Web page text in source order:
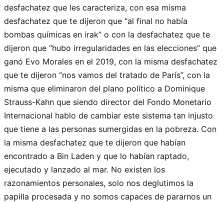
desfachatez que les caracteriza, con esa misma
desfachatez que te dijeron que “al final no había
bombas químicas en irak” o con la desfachatez que te
dijeron que “hubo irregularidades en las elecciones” que
ganó Evo Morales en el 2019, con la misma desfachatez
que te dijeron “nos vamos del tratado de París”, con la
misma que eliminaron del plano político a Dominique
Strauss-Kahn que siendo director del Fondo Monetario
Internacional hablo de cambiar este sistema tan injusto
que tiene a las personas sumergidas en la pobreza. Con
la misma desfachatez que te dijeron que habían
encontrado a Bin Laden y que lo habían raptado,
ejecutado y lanzado al mar. No existen los
razonamientos personales, solo nos deglutimos la
papilla procesada y no somos capaces de pararnos un